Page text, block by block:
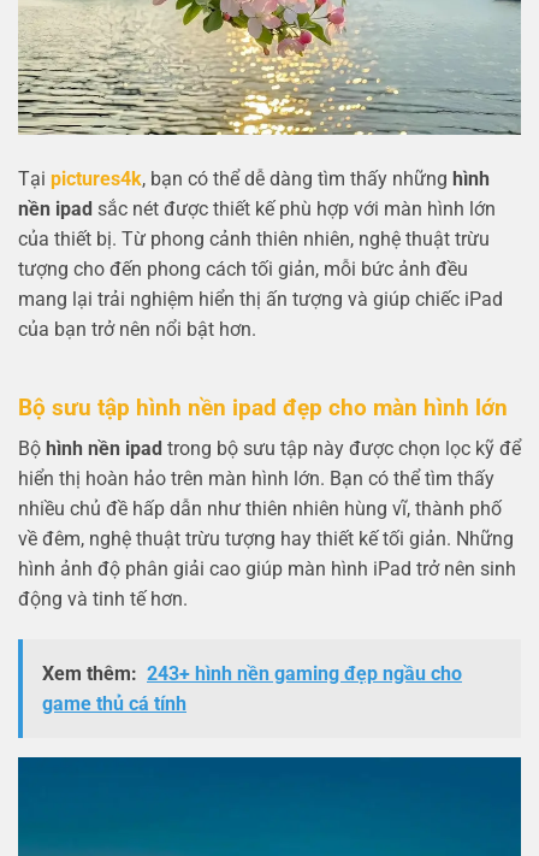
Tại pictures4k, bạn có thể dễ dàng tìm thấy những hình
nền ipad sắc nét được thiết kế phù hợp với màn hình lớn
của thiết bị. Từ phong cảnh thiên nhiên, nghệ thuật trừu
tượng cho đến phong cách tối giản, mỗi bức ảnh đều
mang lại trải nghiệm hiển thị ấn tượng và giúp chiếc iPad
của bạn trở nên nổi bật hơn.
Bộ sưu tập hình nền ipad đẹp cho màn hình lớn
Bộ hình nền ipad trong bộ sưu tập này được chọn lọc kỹ để
hiển thị hoàn hảo trên màn hình lớn. Bạn có thể tìm thấy
nhiều chủ đề hấp dẫn như thiên nhiên hùng vĩ, thành phố
về đêm, nghệ thuật trừu tượng hay thiết kế tối giản. Những
hình ảnh độ phân giải cao giúp màn hình iPad trở nên sinh
động và tinh tế hơn.
Xem thêm: 243+ hình nền gaming đẹp ngầu cho
game thủ cá tính